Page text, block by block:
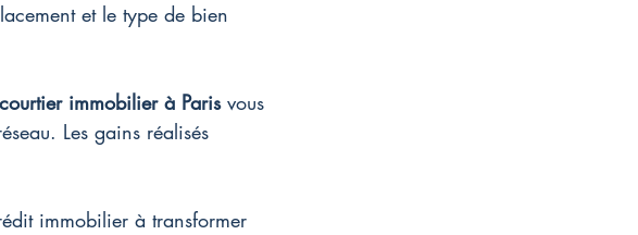
et le type de bien
courtier immobilier à Paris vous
Les gains réalisés
immobilier à transformer